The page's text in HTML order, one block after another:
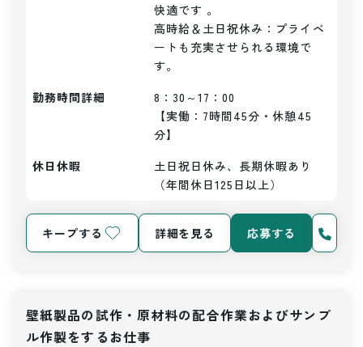
快適です 。
高時給＆土日祝休み：プライベ
ートも充実させられる環境で
す。
勤務時間詳細
8：30～17：00
【実働：7時間45分・休憩45
分】
休日休暇
土日祝日休み、長期休暇あり
（年間休日125日以上）
キープする 詳細を見る 応募する
壁紙製品の試作・原材料の配合作業およびサンプ
ル作製をするお仕事